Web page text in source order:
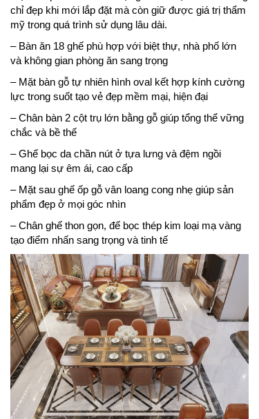
chỉ đẹp khi mới lắp đặt mà còn giữ được giá trị thẩm
mỹ trong quá trình sử dụng lâu dài.
– Bàn ăn 18 ghế phù hợp với biệt thự, nhà phố lớn
và không gian phòng ăn sang trọng
– Mặt bàn gỗ tự nhiên hình oval kết hợp kính cường
lực trong suốt tạo vẻ đẹp mềm mại, hiện đại
– Chân bàn 2 cột trụ lớn bằng gỗ giúp tổng thể vững
chắc và bề thế
– Ghế bọc da chần nút ở tựa lưng và đệm ngồi
mang lại sự êm ái, cao cấp
– Mặt sau ghế ốp gỗ vân loang cong nhẹ giúp sản
phẩm đẹp ở mọi góc nhìn
– Chân ghế thon gọn, đế bọc thép kim loại mạ vàng
tạo điểm nhấn sang trọng và tinh tế